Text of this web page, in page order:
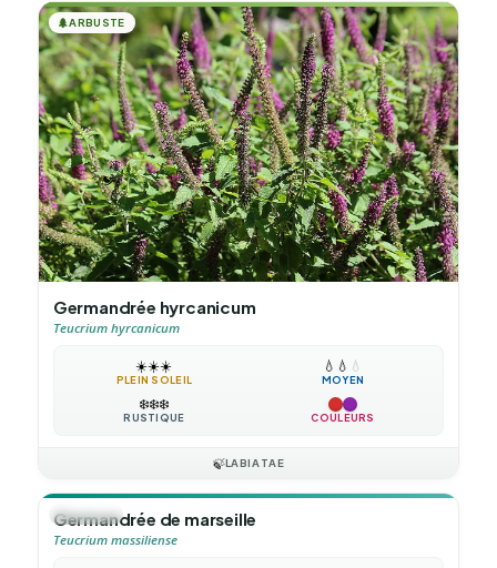
🌲ARBUSTE
Germandrée hyrcanicum
Teucrium hyrcanicum
☀️☀️☀️
PLEIN SOLEIL
💧 💧 💧
MOYEN
❄️❄️❄️
RUSTIQUE COULEURS
🍃LABIATAE
🪴VIVACE
Germandrée de marseille
Teucrium massiliense